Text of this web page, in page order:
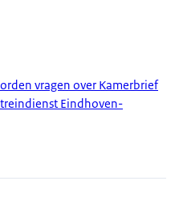
vragen over Kamerbrief
Eindhoven-